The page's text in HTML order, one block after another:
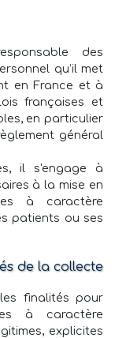
des
qu’il met
en France et à
françaises et
en particulier
général
il s'engage à
à la mise en
à caractère
patients ou ses
de la collecte
finalités pour
à caractère
explicites